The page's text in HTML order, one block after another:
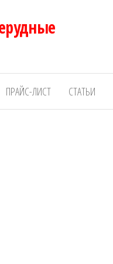
ПРАЙС-ЛИСТ СТАТЬИ